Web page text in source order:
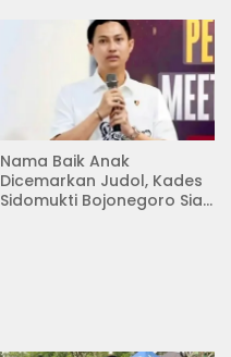
Nama Baik Anak
Dicemarkan Judol, Kades
Sidomukti Bojonegoro Siap